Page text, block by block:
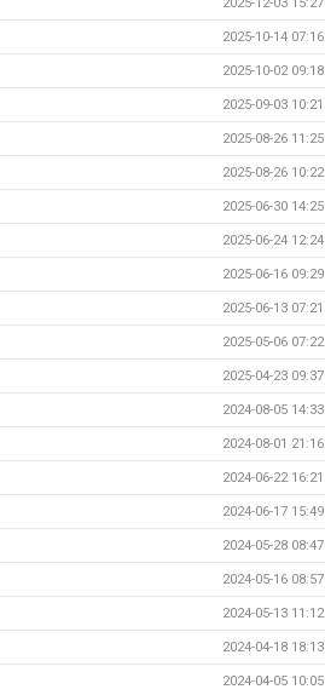
2025-10-14 07:16
2025-10-02 09:18
2025-09-03 10:21
2025-08-26 11:25
2025-08-26 10:22
2025-06-30 14:25
2025-06-24 12:24
2025-06-16 09:29
2025-06-13 07:21
2025-05-06 07:22
2025-04-23 09:37
2024-08-05 14:33
2024-08-01 21:16
2024-06-22 16:21
2024-06-17 15:49
2024-05-28 08:47
2024-05-16 08:57
2024-05-13 11:12
2024-04-18 18:13
2024-04-05 10:05